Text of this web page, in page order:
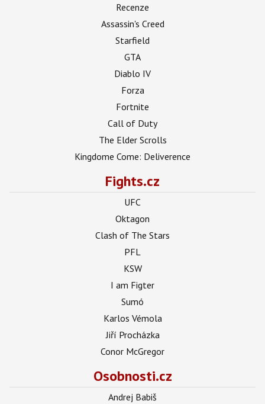
Recenze
Assassin's Creed
Starfield
GTA
Diablo IV
Forza
Fortnite
Call of Duty
The Elder Scrolls
Kingdome Come: Deliverence
Fights.cz
UFC
Oktagon
Clash of The Stars
PFL
KSW
I am Figter
Sumó
Karlos Vémola
Jiří Procházka
Conor McGregor
Osobnosti.cz
Andrej Babiš